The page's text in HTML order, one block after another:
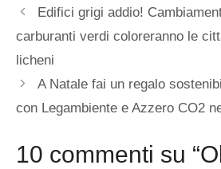
Edifici grigi addio!
carburanti verdi coloreranno le
licheni
A Natale fai un regalo
con Legambiente e Azzero CO2
10 commenti su